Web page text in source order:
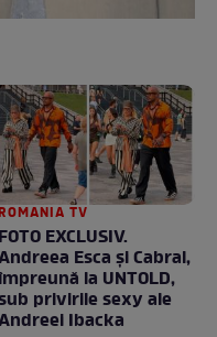
TV
FOTO EXCLUSIV.
Esca şi Cabral,
la UNTOLD,
privirile sexy ale
Ibacka